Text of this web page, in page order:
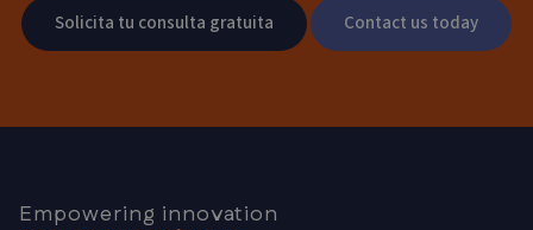
Solicita tu consulta gratuita Contact us today
Empowering innovation